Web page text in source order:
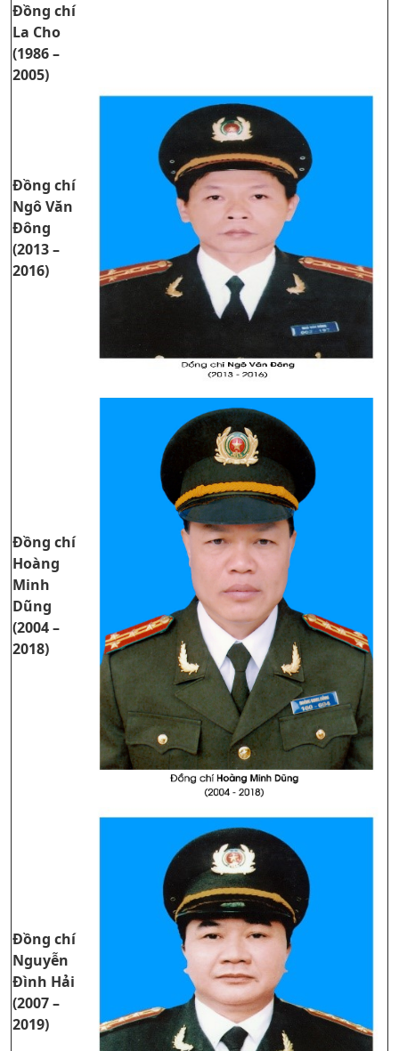
Đồng chí
La Cho
(1986 –
2005)
Đồng chí
Ngô Văn
Đông
(2013 –
2016)
Đồng chí
Hoàng
Minh
Dũng
(2004 –
2018)
Đồng chí
Nguyễn
Đình Hải
(2007 –
2019)